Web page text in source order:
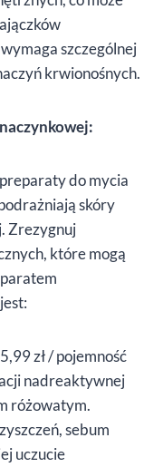
szczególnej
krwionośnych.
do mycia
skóry
Zrezygnuj
które mogą
zł / pojemność
nadreaktywnej
różowatym.
sebum
uczucie